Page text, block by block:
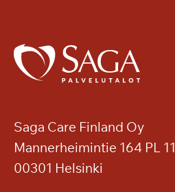
Saga Care Finland Oy
Mannerheimintie 164 PL 11
00301 Helsinki